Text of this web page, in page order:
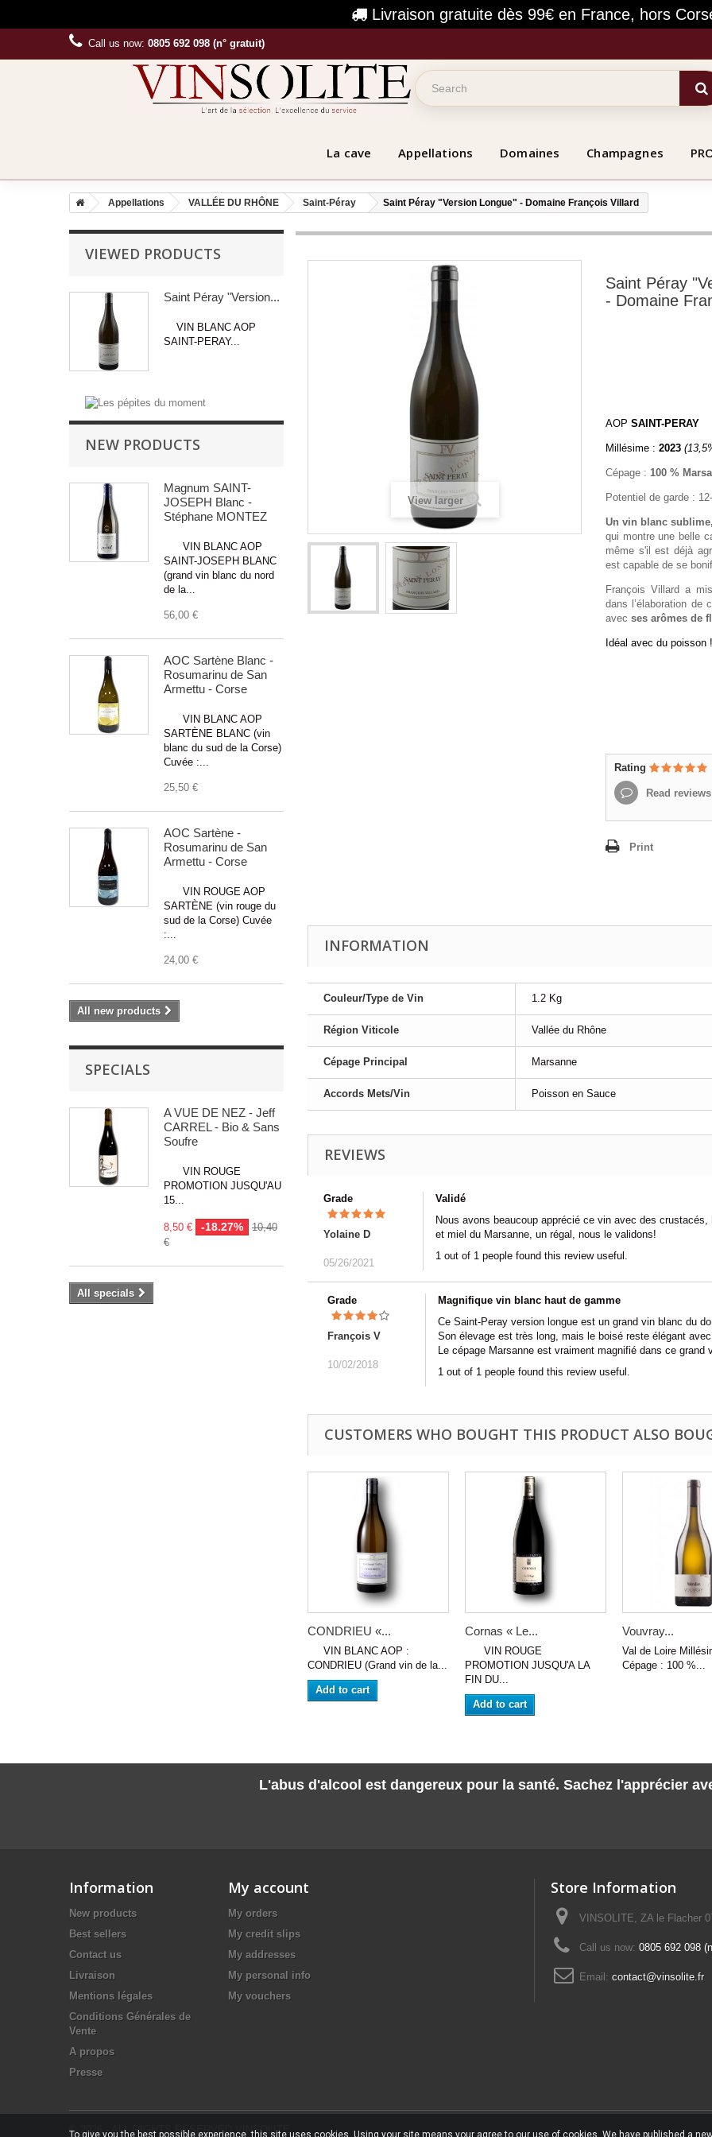
Livraison gratuite dès 99€ en France, hors
Call us now: 0805 692 098 (n° gratuit)
La cave Appellations Domaines Champagnes
Appellations VALLÉE DU RHÔNE Saint-Péray Saint Péray "Version Longue" - Domaine François Villard
VIEWED PRODUCTS
Saint Péray "Version...
VIN BLANC AOP
SAINT-PERAY...
NEW PRODUCTS
Magnum SAINT-
JOSEPH Blanc -
Stéphane MONTEZ
VIN BLANC AOP
SAINT-JOSEPH BLANC
(grand vin blanc du nord
de la...
56,00 €
AOC Sartène Blanc -
Rosumarinu de San
Armettu - Corse
VIN BLANC AOP
SARTÈNE BLANC (vin
blanc du sud de la Corse)
Cuvée :...
25,50 €
AOC Sartène -
Rosumarinu de San
Armettu - Corse
VIN ROUGE AOP
SARTÈNE (vin rouge du
sud de la Corse) Cuvée
:...
24,00 €
All new products
SPECIALS
A VUE DE NEZ - Jeff
CARREL - Bio & Sans
Soufre
VIN ROUGE
PROMOTION JUSQU'AU
15...
8,50 € -18.27%
10,40
€
All specials
View larger
Saint Péray
- Domaine
AOP SAINT-PERAY
Millésime : 2023
Cépage : 100 %
Potentiel de garde :
Un vin blanc
qui montre une belle
même s'il est déjà
est capable de se
François Villard a
dans l’élaboration
avec ses arômes de
Idéal avec du poisson !
Rating
Read
Print
INFORMATION
Couleur/Type de Vin 1.2 Kg
Région Viticole Vallée du Rhône
Cépage Principal Marsanne
Accords Mets/Vin Poisson en Sauce
REVIEWS
Grade
Yolaine D
05/26/2021
Validé
Nous avons beaucoup apprécié ce vin avec des
et miel du Marsanne, un régal, nous le validons!
1 out of 1 people found this review useful.
Grade
François V
10/02/2018
Magnifique vin blanc haut de gamme
Ce Saint-Peray version longue est un grand vin blanc du
Son élevage est très long, mais le boisé reste élégant
Le cépage Marsanne est vraiment magnifié dans ce grand
1 out of 1 people found this review useful.
CUSTOMERS WHO BOUGHT THIS PRODUCT ALSO
CONDRIEU «...
VIN BLANC AOP :
CONDRIEU (Grand vin de la...
Add to cart
Cornas « Le...
VIN ROUGE
PROMOTION JUSQU'A LA
FIN DU...
Add to cart
Vouvray...
Val de Loire
Cépage : 100 %...
L'abus d'alcool est dangereux pour la santé. Sachez l'apprécier
Information
New products
Best sellers
Contact us
Livraison
Mentions légales
Conditions Générales de
Vente
A propos
Presse
© 2026 - ALL RIGHTS RESERVED VINSOLITE
My account
My orders
My credit slips
My addresses
My personal info
My vouchers
Store Information
VINSOLITE, ZA le Flacher
Call us now: 0805 692 098
Email: contact@vinsolite.fr
To give you the best possible experience, this site uses cookies. Using your site means your agree to our use of cookies. We have published a